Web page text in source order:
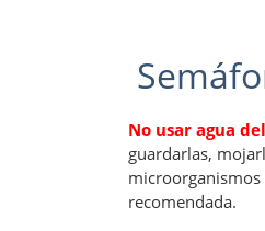
No usar agua
guardarlas,
microorganismos
recomendada.